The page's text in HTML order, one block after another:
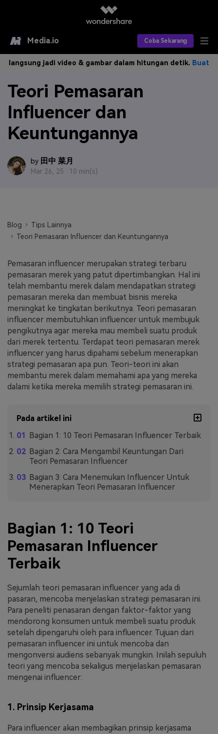
Media.io Coba Sekarang
Alat AI
AI Video
AI Gambar
AI Audio
Model AI yang Didukung
Produk AI
Asisten Video AI
Editor Video AI
Editor Gambar AI
Editor Audio AI
Efek AI
Efek Video
Efek Foto
Sumber Daya
FAQs Hubungi Kami
Tips & Tutorial AI
Postingan Terbaru
Jelajahi Lebih Banyak >>
Harga
jadi video & gambar dalam hitungan detik.Buat
Teori Pemasaran
Influencer dan
Keuntungannya
by 田中 菜月
Mar 26, 25 · 10 min(s)
Blog
Tips Lainnya
Teori Pemasaran Influencer dan Keuntungannya
Pemasaran influencer merupakan strategi terbaru
pemasaran merek yang patut dipertimbangkan. Hal ini
telah membantu merek dalam mendapatkan strategi
pemasaran mereka dan membuat bisnis mereka
meningkat ke tingkatan berikutnya. Teori pemasaran
influencer membutuhkan influencer untuk membujuk
pengikutnya agar mereka mau membeli suatu produk
dari merek tertentu. Terdapat teori pemasaran merek
influencer yang harus dipahami sebelum menerapkan
strategi pemasaran apa pun. Teori-teori ini akan
membantu merek dalam memahami apa yang mereka
dalami ketika mereka memilih strategi pemasaran ini.
Pada artikel ini
Bagian 1: 10 Teori Pemasaran Influencer Terbaik
Bagian 2: Cara Mengambil Keuntungan Dari
Teori Pemasaran Influencer
Bagian 3: Cara Menemukan Influencer Untuk
Menerapkan Teori Pemasaran Influencer
Bagian 1: 10 Teori
Pemasaran Influencer
Terbaik
Sejumlah teori pemasaran influencer yang ada di
pasaran, mencoba menjelaskan strategi pemasaran ini.
Para peneliti penasaran dengan faktor-faktor yang
mendorong konsumen untuk membeli suatu produk
setelah dipengaruhi oleh para influencer. Tujuan dari
pemasaran influencer ini untuk mencoba dan
mengonversi audiens sebanyak mungkin. Inilah sepuluh
teori yang mencoba sekaligus menjelaskan pemasaran
mengenai influencer:
1. Prinsip Kerjasama
Para influencer akan membagikan prinsip kerjasama